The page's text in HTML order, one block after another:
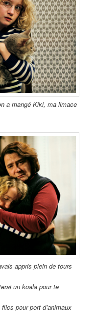
a mangé Kiki, ma limace
appris plein de tours
un koala pour te
pour port d’animaux